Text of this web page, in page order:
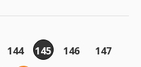
144 145 146
147